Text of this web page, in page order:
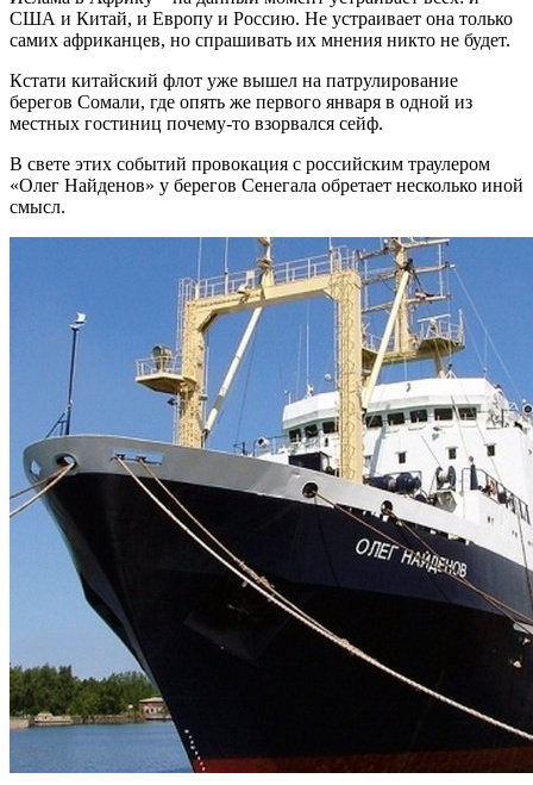
США и Китай, и Европу и Россию. Не устраивает она только
самих африканцев, но спрашивать их мнения никто не будет.
Кстати китайский флот уже вышел на патрулирование
берегов Сомали, где опять же первого января в одной из
местных гостиниц почему-то взорвался сейф.
В свете этих событий провокация с российским траулером
«Олег Найденов» у берегов Сенегала обретает несколько иной
смысл.